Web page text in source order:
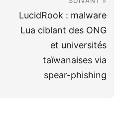
LucidRook : malware
Lua ciblant des ONG
et universités
taïwanaises via
spear-phishing